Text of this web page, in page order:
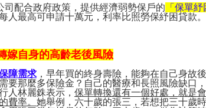
司配合政府政策，提供經濟弱勢保戶的 「保單紓
人最高可申請十萬元，利率比照勞保紓困貸款。
嫁自身的高齡老後風險
障需求 ，早年買的終身壽險，能夠在自己身故
要那麼多保險金？自己的醫療和長照風險缺口
人林麗銖表示， 保單轉換還有一個好處，就是
費率。 她舉例，六十歲的張三，若想把三十歲